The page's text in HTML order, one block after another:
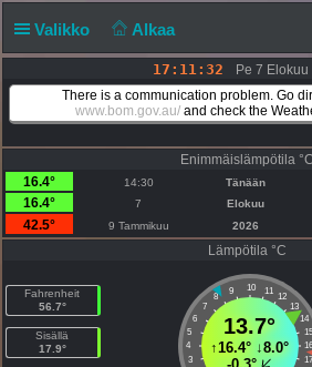
Valikko Alkaa
17:11:32
Pe 7 Elokuu
There is a communication problem. Go
www.bom.gov.au/ and check the
Enimmäislämpötila °C
16.4°
14:30 Tänään
16.4°
7 Elokuu
42.5°
9 Tammikuu 2026
Lämpötila °C
Fahrenheit
56.7°
Sisällä
17.9°
10
9 11
8
12
7
13
6
14
5
15
4
16
3
17
13.7°
↑16.4° ↓8.0°